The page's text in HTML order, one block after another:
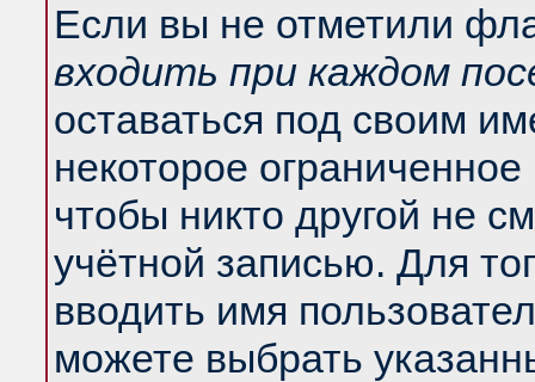
Если вы не отметили
входить при каждом
оставаться под своим
некоторое
чтобы никто другой не
учётной записью. Для
вводить имя
можете выбрать